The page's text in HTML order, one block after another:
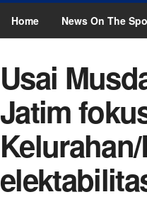
Home News On The
Usai
Jatim